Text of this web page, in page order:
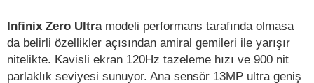
Infinix Zero Ultramodeli performans tarafında olmasa
da belirli özellikler açısından amiral gemileri ile yarışır
nitelikte. Kavisli ekran 120Hz tazeleme hızı ve 900 nit
parlaklık seviyesi sunuyor. Ana sensör 13MP ultra geniş